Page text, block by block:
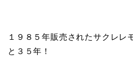
１９８５年販売されたサクレレ
と３５年！